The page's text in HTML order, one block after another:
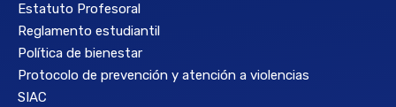
Estatuto Profesoral
Reglamento estudiantil
Política de bienestar
Protocolo de prevención y atención a violencias
SIAC